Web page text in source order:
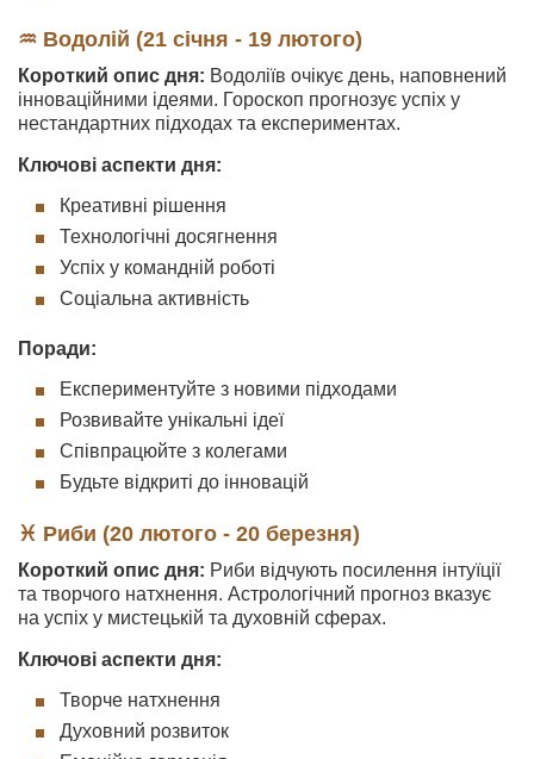
♒ Водолій (21 січня - 19 лютого)
Короткий опис дня: Водоліїв очікує день, наповнений
інноваційними ідеями. Гороскоп прогнозує успіх у
нестандартних підходах та експериментах.
Ключові аспекти дня:
Креативні рішення
Технологічні досягнення
Успіх у командній роботі
Соціальна активність
Поради:
Експериментуйте з новими підходами
Розвивайте унікальні ідеї
Співпрацюйте з колегами
Будьте відкриті до інновацій
♓ Риби (20 лютого - 20 березня)
Короткий опис дня: Риби відчують посилення інтуїції
та творчого натхнення. Астрологічний прогноз вказує
на успіх у мистецькій та духовній сферах.
Ключові аспекти дня:
Творче натхнення
Духовний розвиток